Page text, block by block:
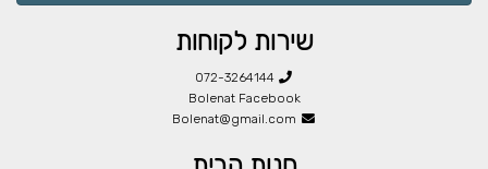
שירות לקוחות
072-3264144
Bolenat Facebook
Bolenat@gmail.com